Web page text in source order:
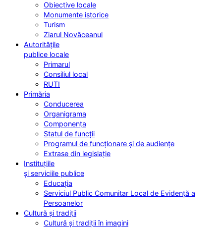
Obiective locale
Monumente istorice
Turism
Ziarul Novăceanul
Autoritățile
publice locale
Primarul
Consiliul local
RUTI
Primăria
Conducerea
Organigrama
Componența
Statul de funcții
Programul de funcționare și de audiențe
Extrase din legislație
Instituțiile
și serviciile publice
Educația
Serviciul Public Comunitar Local de Evidență a
Persoanelor
Cultură și tradiții
Cultură și tradiții în imagini